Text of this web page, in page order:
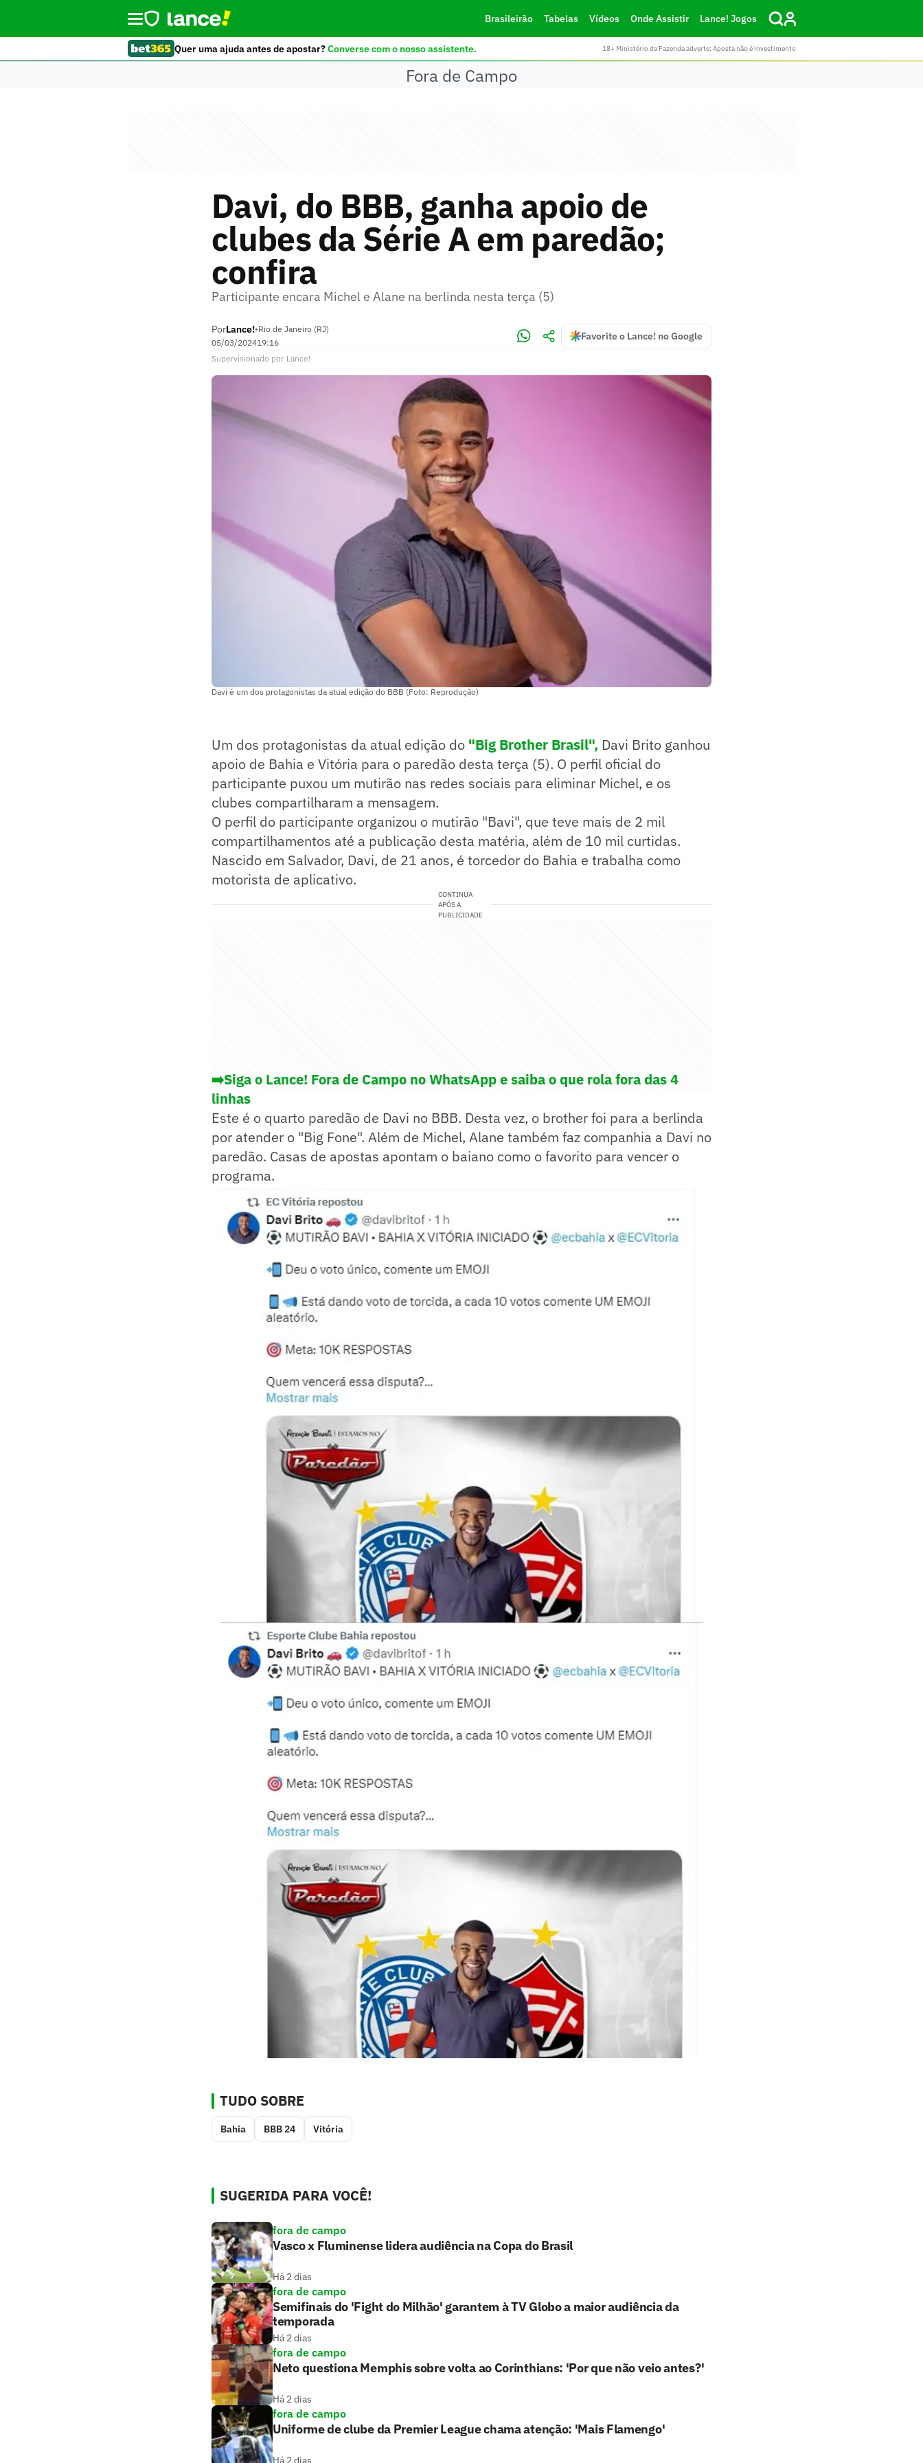
Brasileirão Tabelas Vídeos Onde Assistir Lance! Jogos
Quer uma ajuda antes de apostar?Converse com o nosso assistente. 18+ Ministério da Fazenda adverte: Aposta não é investimento
Fora de Campo
Davi, do BBB, ganha apoio de
clubes da Série A em paredão;
confira
Participante encara Michel e Alane na berlinda nesta terça (5)
PorLance!•Rio de Janeiro (RJ)
05/03/202419:16
Favorite o Lance! no Google
Supervisionado por Lance!
Davi é um dos protagonistas da atual edição do BBB (Foto: Reprodução)
Um dos protagonistas da atual edição do "Big Brother Brasil", Davi Brito ganhou
apoio de Bahia e Vitória para o paredão desta terça (5). O perfil oficial do
participante puxou um mutirão nas redes sociais para eliminar Michel, e os
clubes compartilharam a mensagem.
O perfil do participante organizou o mutirão "Bavi", que teve mais de 2 mil
compartilhamentos até a publicação desta matéria, além de 10 mil curtidas.
Nascido em Salvador, Davi, de 21 anos, é torcedor do Bahia e trabalha como
motorista de aplicativo.
CONTINUA
APÓS A
PUBLICIDADE
➡️Siga o Lance! Fora de Campo no WhatsApp e saiba o que rola fora das 4
linhas
Este é o quarto paredão de Davi no BBB. Desta vez, o brother foi para a berlinda
por atender o "Big Fone". Além de Michel, Alane também faz companhia a Davi no
paredão. Casas de apostas apontam o baiano como o favorito para vencer o
programa.
TUDO SOBRE
Bahia BBB 24 Vitória
SUGERIDA PARA VOCÊ!
fora de campo
Vasco x Fluminense lidera audiência na Copa do Brasil
Há 2 dias
fora de campo
Semifinais do 'Fight do Milhão' garantem à TV Globo a maior audiência da
temporada
Há 2 dias
fora de campo
Neto questiona Memphis sobre volta ao Corinthians: 'Por que não veio antes?'
Há 2 dias
fora de campo
Uniforme de clube da Premier League chama atenção: 'Mais Flamengo'
Há 2 dias